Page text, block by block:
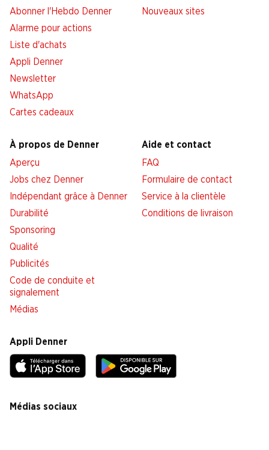
Abonner l'Hebdo Denner
Alarme pour actions
Liste d'achats
Appli Denner
Newsletter
WhatsApp
Cartes cadeaux
Nouveaux sites
À propos de Denner
Aperçu
Jobs chez Denner
Indépendant grâce à Denner
Durabilité
Sponsoring
Qualité
Publicités
Code de conduite et
signalement
Médias
Aide et contact
FAQ
Formulaire de contact
Service à la clientèle
Conditions de livraison
Appli Denner
Médias sociaux